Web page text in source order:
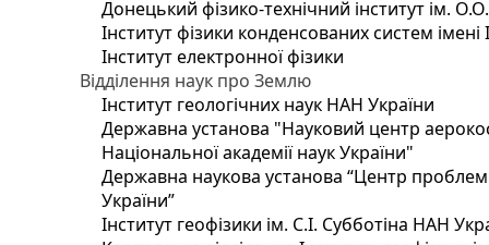
Донецький фізико-технічний інститут ім.
Інститут фізики конденсованих систем
Інститут електронної фізики
Відділення наук про Землю
Інститут геологічних наук НАН України
Державна установа "Науковий центр
Національної академії наук України"
Державна наукова установа “Центр проблем
України”
Інститут геофізики ім. С.І. Субботіна НАН